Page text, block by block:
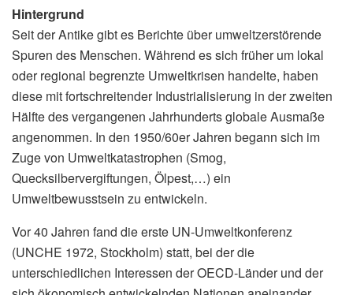
Hintergrund
Seit der Antike gibt es Berichte über umweltzerstörende
Spuren des Menschen. Während es sich früher um lokal
oder regional begrenzte Umweltkrisen handelte, haben
diese mit fortschreitender Industrialisierung in der zweiten
Hälfte des vergangenen Jahrhunderts globale Ausmaße
angenommen. In den 1950/60er Jahren begann sich im
Zuge von Umweltkatastrophen (Smog,
Quecksilbervergiftungen, Ölpest,…) ein
Umweltbewusstsein zu entwickeln.
Vor 40 Jahren fand die erste UN-Umweltkonferenz
(UNCHE 1972, Stockholm) statt, bei der die
unterschiedlichen Interessen der OECD-Länder und der